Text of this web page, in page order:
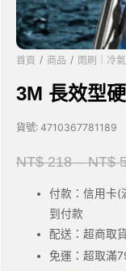
首頁 / 商品 / 雨刷｜冷
3M 長效型
貨號: 4710367781189
NT$218–NT$
付款：信用卡
到付款
配送：超商取
免運：超取滿